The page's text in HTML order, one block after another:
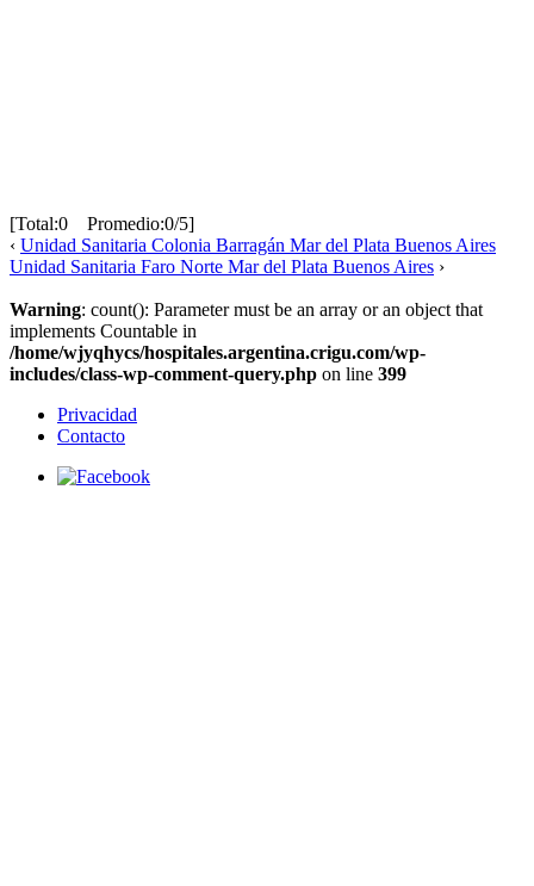
[Total:0 Promedio:0/5]
‹ Unidad Sanitaria Colonia Barragán Mar del Plata Buenos Aires
Unidad Sanitaria Faro Norte Mar del Plata Buenos Aires ›
Warning: count(): Parameter must be an array or an object that
implements Countable in
/home/wjyqhycs/hospitales.argentina.crigu.com/wp-
includes/class-wp-comment-query.php on line 399
Privacidad
Contacto